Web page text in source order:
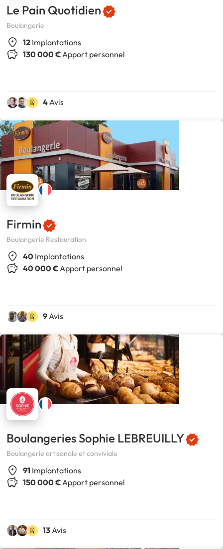
Le Pain Quotidien
Boulangerie
12 Implantations
130 000 € Apport personnel
4Avis
Firmin
Boulangerie Restauration
40 Implantations
40 000 € Apport personnel
9Avis
Boulangeries Sophie LEBREUILLY
Boulangerie artisanale et conviviale
91 Implantations
150 000 € Apport personnel
13Avis